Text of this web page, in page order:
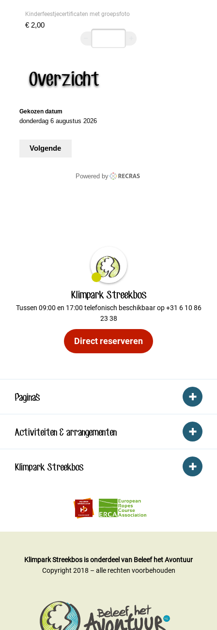
Kinderfeestjecertificaten met groepsfoto
€ 2,00
Volgende
Overzicht
Gekozen datum
donderdag 6 augustus 2026
Powered by
Klimpark Streekbos
Tussen 09:00 en 17:00 telefonisch beschikbaar op +31 6 10 86
23 38
Direct reserveren
Pagina's
Activiteiten & arrangementen
Klimpark Streekbos
Klimpark Streekbos is onderdeel van Beleef het Avontuur
Copyright 2018 – alle rechten voorbehouden